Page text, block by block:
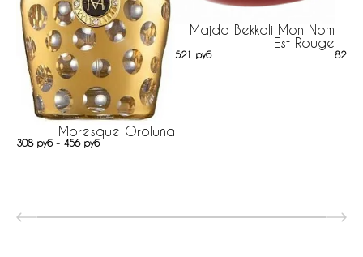
Moresque Oroluna
308 руб - 456 руб
Majda Bekkali Mon Nom
Est Rouge
521 руб 822